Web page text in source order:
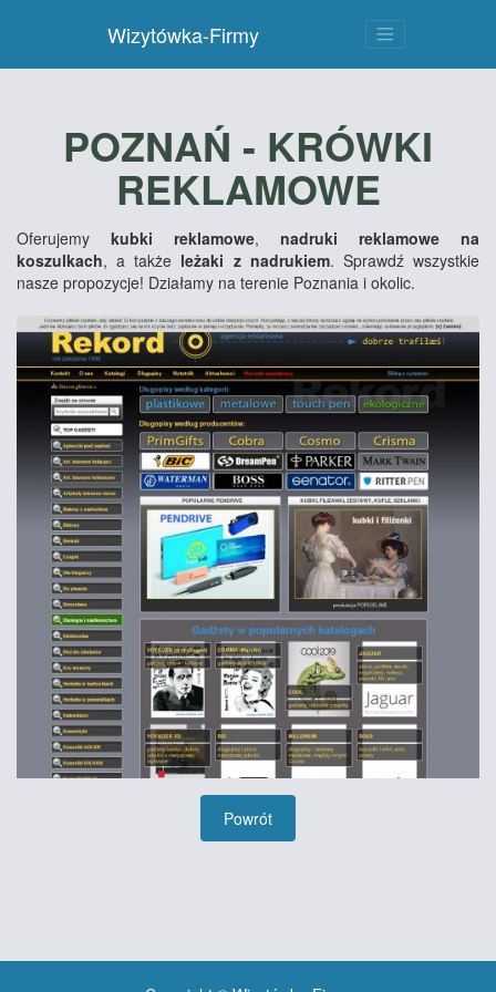
Wizytówka-Firmy
POZNAŃ - KRÓWKI
REKLAMOWE
Oferujemy kubki reklamowe, nadruki reklamowe na
koszulkach, a także leżaki z nadrukiem. Sprawdź wszystkie
nasze propozycje! Działamy na terenie Poznania i okolic.
Powrót